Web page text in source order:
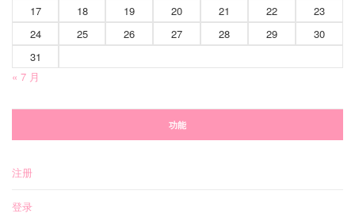
17
18 19 20 21 22
23
24
25 26 27 28 29
30
31
« 7 月
功能
注册
登录